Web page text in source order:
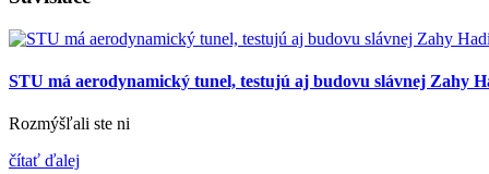
STU má aerodynamický tunel, testujú aj budovu slávnej Zahy
Rozmýšľali ste ni
čítať ďalej